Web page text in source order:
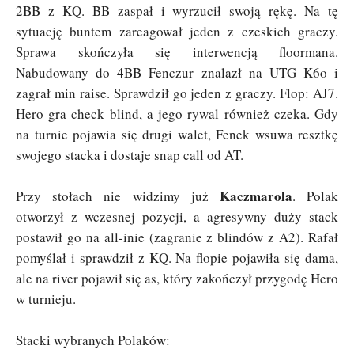
2BB z KQ. BB zaspał i wyrzucił swoją rękę. Na tę
sytuację buntem zareagował jeden z czeskich graczy.
Sprawa skończyła się interwencją floormana.
Nabudowany do 4BB Fenczur znalazł na UTG K6o i
zagrał min raise. Sprawdził go jeden z graczy. Flop: AJ7.
Hero gra check blind, a jego rywal również czeka. Gdy
na turnie pojawia się drugi walet, Fenek wsuwa resztkę
swojego stacka i dostaje snap call od AT.
Przy stołach nie widzimy już Kaczmarola. Polak
otworzył z wczesnej pozycji, a agresywny duży stack
postawił go na all-inie (zagranie z blindów z A2). Rafał
pomyślał i sprawdził z KQ. Na flopie pojawiła się dama,
ale na river pojawił się as, który zakończył przygodę Hero
w turnieju.
Stacki wybranych Polaków: